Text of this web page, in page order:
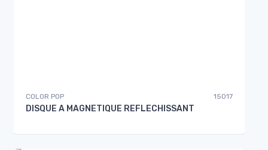
COLOR POP 15017
DISQUE A MAGNETIQUE REFLECHISSANT